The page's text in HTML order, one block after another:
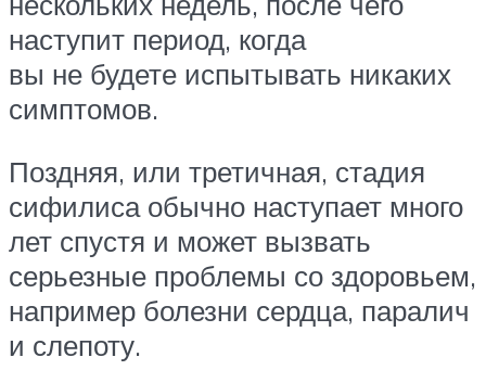
наступит период, когда
вы не будете испытывать никаких
симптомов.
Поздняя, или третичная, стадия
сифилиса обычно наступает много
лет спустя и может вызвать
серьезные проблемы со здоровьем,
например болезни сердца, паралич
и слепоту.